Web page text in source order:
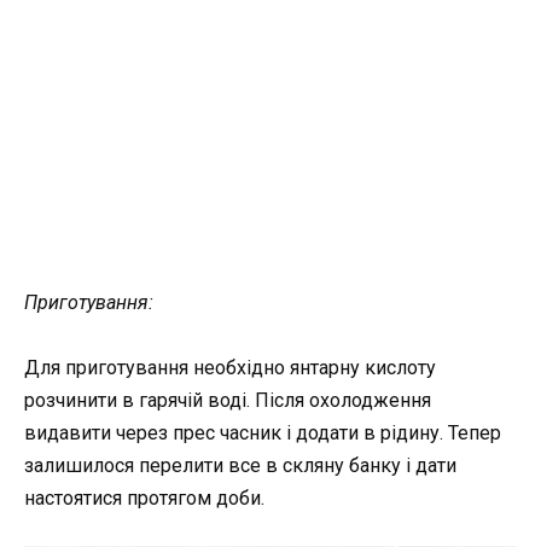
Приготування:
Для приготування необхідно янтарну кислоту
розчинити в гарячій воді. Після охолодження
видавити через прес часник і додати в рідину. Тепер
залишилося перелити все в скляну банку і дати
настоятися протягом доби.